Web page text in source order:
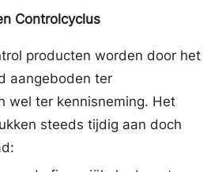
Controlcyclus
producten worden door het
aangeboden ter
wel ter kennisneming. Het
steeds tijdig aan doch